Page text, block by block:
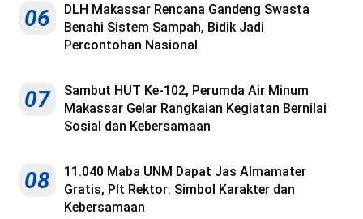
06
DLH Makassar Rencana Gandeng Swasta
Benahi Sistem Sampah, Bidik Jadi
Percontohan Nasional
07
Sambut HUT Ke-102, Perumda Air Minum
Makassar Gelar Rangkaian Kegiatan Bernilai
Sosial dan Kebersamaan
08
11.040 Maba UNM Dapat Jas Almamater
Gratis, Plt Rektor: Simbol Karakter dan
Kebersamaan